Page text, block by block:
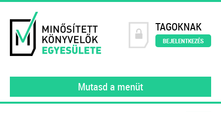
TAGOKNAK
BEJELENTKEZÉS
Mutasd a menüt